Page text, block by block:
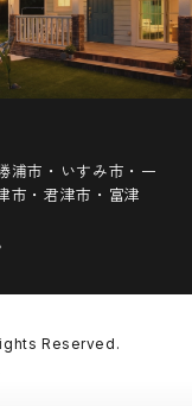
浦市・いすみ市・一
市・君津市・富津
Reserved.